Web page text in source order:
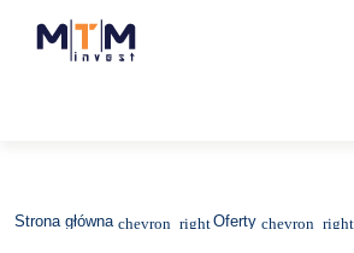
Strona główna Oferty